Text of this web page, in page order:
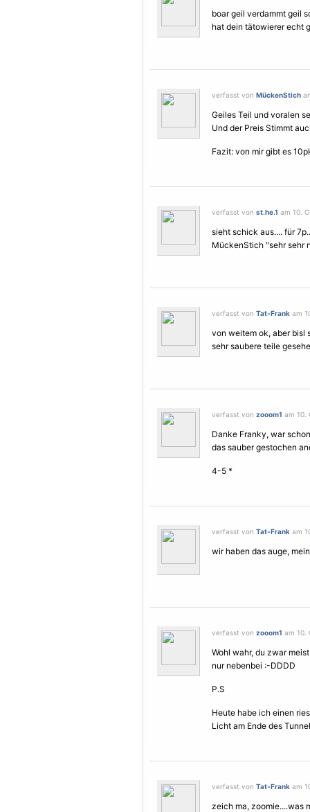
boar geil verdammt geil
hat dein tätowierer echt
verfasst von MückenStich
Geiles Teil und voralen
Und der Preis Stimmt
Fazit: von mir gibt es
verfasst von st.he.1 am 10.
sieht schick aus.... für
MückenStich "sehr sehr
verfasst von Tat-Frank am
von weitem ok, aber bisl
sehr saubere teile
verfasst von zooom1 am 10.
Danke Franky, war
das sauber gestochen
4-5 *
verfasst von Tat-Frank am
wir haben das auge,
verfasst von zooom1 am 10.
Wohl wahr, du zwar
nur nebenbei :-DDDD
P.S
Heute habe ich einen
Licht am Ende des
verfasst von Tat-Frank am
zeich ma, zoomie....was